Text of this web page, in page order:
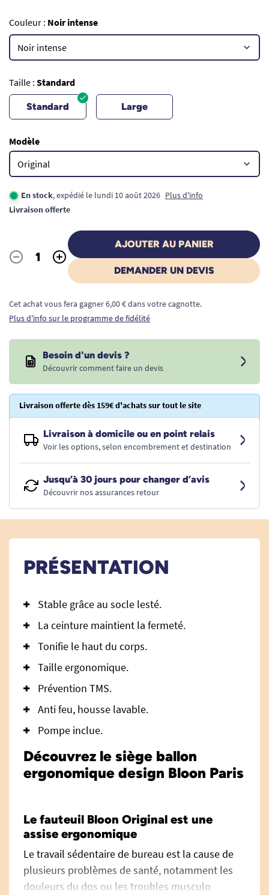
Couleur : Noir intense
Taille : Standard
Standard Large
Modèle
En stock, expédié le lundi 10 août 2026 Plus d'info
Livraison offerte
Quantité
- +
AJOUTER AU PANIER
DEMANDER UN DEVIS
Cet achat vous fera gagner 6,00 € dans votre cagnotte.
Plus d'info sur le programme de fidélité
Besoin d'un devis ?
Découvrir comment faire un devis
Livraison offerte dès 159€ d'achats sur tout le site
Livraison à domicile ou en point relais
Voir les options, selon encombrement et destination
Jusqu’à 30 jours pour changer d’avis
Découvrir nos assurances retour
PRÉSENTATION
Stable grâce au socle lesté.
La ceinture maintient la fermeté.
Tonifie le haut du corps.
Taille ergonomique.
Prévention TMS.
Anti feu, housse lavable.
Pompe inclue.
Découvrez le siège ballon
ergonomique design Bloon Paris
Le fauteuil Bloon Original est une
assise ergonomique
Le travail sédentaire de bureau est la cause de
plusieurs problèmes de santé, notamment les
douleurs du dos ou les troubles musculo